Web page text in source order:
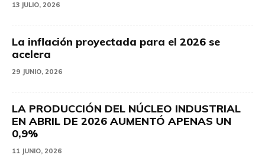
13 JULIO, 2026
La inflación proyectada para el 2026 se
acelera
29 JUNIO, 2026
LA PRODUCCIÓN DEL NÚCLEO INDUSTRIAL
EN ABRIL DE 2026 AUMENTÓ APENAS UN
0,9%
11 JUNIO, 2026